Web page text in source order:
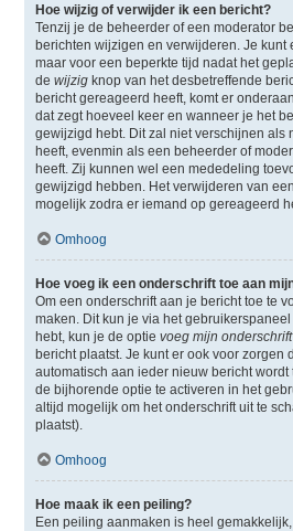
Hoe wijzig of verwijder ik een bericht?
Tenzij je de beheerder of een moderator
berichten wijzigen en verwijderen. Je kunt
maar voor een beperkte tijd nadat het
de wijzigknop van het desbetreffende
bericht gereageerd heeft, komt er
dat zegt hoeveel keer en wanneer je het
gewijzigd hebt. Dit zal niet verschijnen als
heeft, evenmin als een beheerder of
heeft. Zij kunnen wel een mededeling
gewijzigd hebben. Het verwijderen van
mogelijk zodra er iemand op gereageerd
Omhoog
Hoe voeg ik een onderschrift toe aan
Om een onderschrift aan je bericht toe te
maken. Dit kun je via het
hebt, kun je de optie voeg mijn
bericht plaatst. Je kunt er ook voor zorgen
automatisch aan ieder nieuw bericht
de bijhorende optie te activeren in het
altijd mogelijk om het onderschrift uit te
plaatst).
Omhoog
Hoe maak ik een peiling?
Een peiling aanmaken is heel